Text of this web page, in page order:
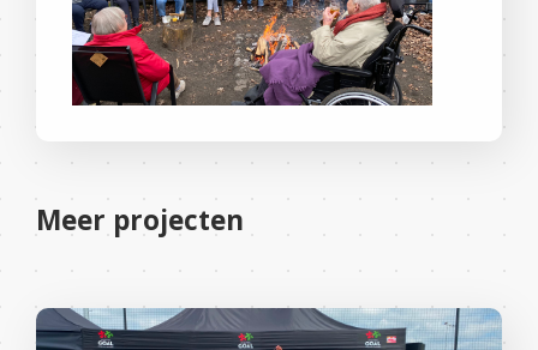
Meer projecten